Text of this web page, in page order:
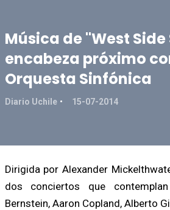
Música de "West
encabeza próximo
Orquesta Sinfónica
Diario Uchile 15-07-2014
Dirigida por Alexander
dos conciertos que
Bernstein, Aaron Copland, Alberto